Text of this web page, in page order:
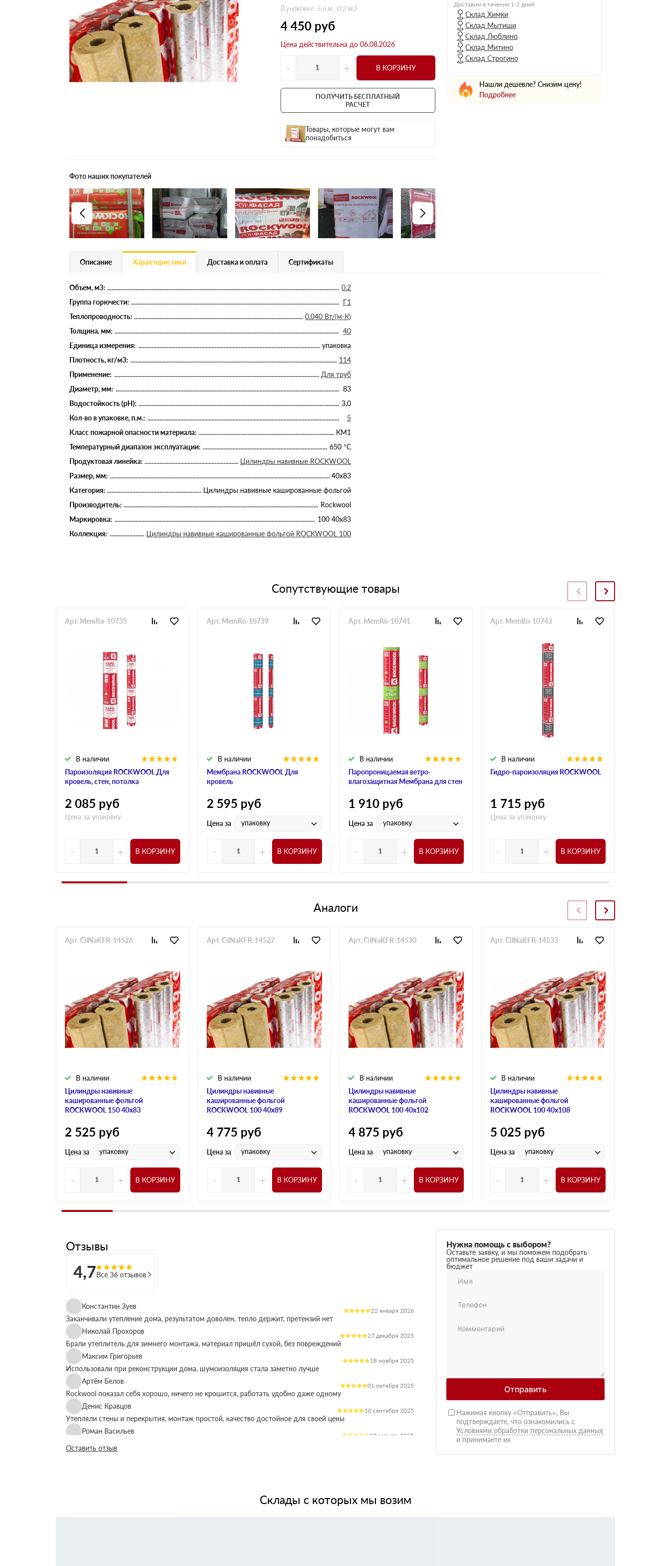
Плитные материалы
Н Оптима
Д Оптима
50 мм
100 мм
Техническая изоляция
Цилиндры навивные
CONLIT SL 150
50 мм
50 мм
100 мм
150 мм
Д Оптима
В Оптима
Д Стандарт
Н Экстра
Для стен
В упаковке: 5 п.м., 0.2 м3
4 450 руб
Цена действительна до 06.08.2026
- + В КОРЗИНУ
ПОЛУЧИТЬ БЕСПЛАТНЫЙ
РАСЧЕТ
Товары, которые могут вам
понадобиться
Доставим в течение 1-2 дней
Склад Химки
Склад Мытищи
Склад Люблино
Склад Митино
Склад Строгино
Нашли дешевле? Снизим цену!
Подробнее
Фото наших покупателей
Описание Характеристики Доставка и оплата Сертификаты
Объем, м3:
0.2
Группа горючести:
Г1
Теплопроводность:
0.040 Вт/(м·К)
Толщина, мм:
40
Единица измерения:
упаковка
Плотность, кг/м3:
114
Применение:
Для труб
Диаметр, мм:
83
Водостойкость (рН):
3,0
Кол-во в упаковке, п.м.:
5
Класс пожарной опасности материала:
КМ1
Температурный диапазон эксплуатации:
650 °С
Продуктовая линейка:
Цилиндры навивные ROCKWOOL
Размер, мм:
40х83
Категория:
Цилиндры навивные кашированные фольгой
Производитель:
Rockwool
Маркировка:
100 40х83
Коллекция:
Цилиндры навивные кашированные фольгой ROCKWOOL 100
Сопутствующие товары
Пароизоляция ROCKWOOL Для
кровель, стен, потолка
В наличии
Арт. MemRo-10735
2 085 руб
Цена за упаковку
- + В КОРЗИНУ
Мембрана ROCKWOOL Для
кровель
В наличии
Арт. MemRo-10739
2 595 руб
Цена за упаковку
- + В КОРЗИНУ
Паропроницаемая ветро-
влагозащитная Мембрана для стен
В наличии
Арт. MemRo-10741
1 910 руб
Цена за упаковку
- + В КОРЗИНУ
Гидро-пароизоляция ROCKWOOL
В наличии
Арт. MemRo-10743
1 715 руб
Цена за упаковку
- + В КОРЗИНУ
Аналоги
Цилиндры навивные
кашированные фольгой
ROCKWOOL 150 40х83
В наличии
Арт. CilNaKFR-14526
2 525 руб
Цена за упаковку
- + В КОРЗИНУ
Цилиндры навивные
кашированные фольгой
ROCKWOOL 100 40х89
В наличии
Арт. CilNaKFR-14527
4 775 руб
Цена за упаковку
- + В КОРЗИНУ
Цилиндры навивные
кашированные фольгой
ROCKWOOL 100 40х102
В наличии
Арт. CilNaKFR-14530
4 875 руб
Цена за упаковку
- + В КОРЗИНУ
Цилиндры навивные
кашированные фольгой
ROCKWOOL 100 40х108
В наличии
Арт. CilNaKFR-14533
5 025 руб
Цена за упаковку
- + В КОРЗИНУ
Отзывы
4,7Все 36 отзывов
Константин Зуев
22 января 2026
Заканчивали утепление дома, результатом доволен, тепло держит, претензий нет
Николай Прохоров
27 декабря 2025
Брали утеплитель для зимнего монтажа, материал пришёл сухой, без повреждений
Максим Григорьев
18 ноября 2025
Использовали при реконструкции дома, шумоизоляция стала заметно лучше
Артём Белов
01 октября 2025
Rockwool показал себя хорошо, ничего не крошится, работать удобно даже одному
Денис Кравцов
10 сентября 2025
Утепляли стены и перекрытия, монтаж простой, качество достойное для своей цены
Роман Васильев
22 августа 2025
Материал соответствует описанию, после утепления расходы на отопление стали ниже
Оставить отзыв
Нужна помощь с выбором?
Оставьте заявку, и мы поможем подобрать
оптимальное решение под ваши задачи и
бюджет
Отправить
Нажимая кнопку «Отправить», Вы
подтверждаете, что ознакомились с
Условиями обработки персональных данных
и принимаете их
Склады с которых мы возим